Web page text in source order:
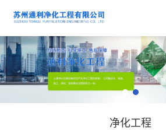
净化工程